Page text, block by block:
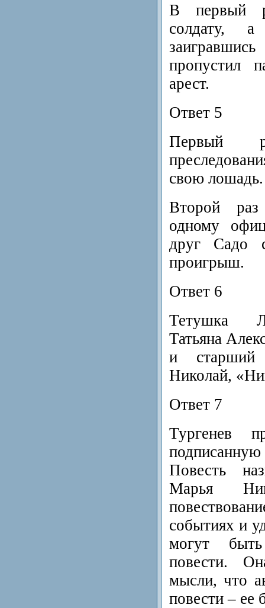
В первый
солдату,
пропустил
арест.
Ответ 5
Первый
свою лошадь.
Второй раз
одному
друг Садо
проигрыш.
Ответ 6
Тетушка
Татьяна
и старший
Николай,
Ответ 7
Тургенев
Повесть
Марья
событиях и
могут
повести.
мысли, что
повести – ее